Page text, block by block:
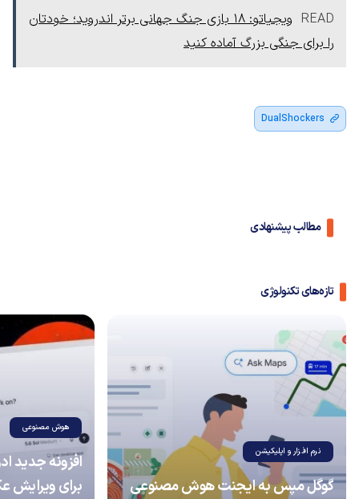
READ
ویجیاتو: ۱۸ بازی جنگ جهانی برتر اندروید؛ خودتان
را برای جنگی بزرگ آماده کنید
DualShockers
مطالب پیشنهادی
تازه‌های تکنولوژی
نرم افزار و اپلیکیشن
گوگل مپس به ایجنت هوش مصنوعی
هوش مصنوعی
برای ویرایش